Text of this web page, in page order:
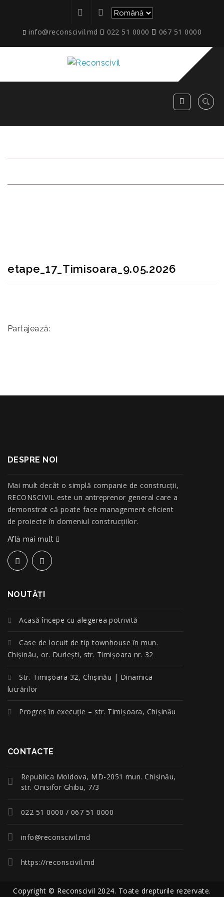
info@reconscivil.md 022 51 0000 067 51 0000
etape_17_Timisoara_9.05.2026
Partajează:
DESPRE NOI
Mai mult decât o simplă companie de construcţii,
RECONSCIVIL este un antreprenor general care a
demonstrat că poate face management eficient
de proiecte în domeniul construcțiilor.
Află mai mult
NOUTĂŢI
Acasă începe cu alegerea potrivită
Case de locuit de tip townhouse în mun.
Chișinău, or. Durlești, str. Timișoara nr. 32
Str. Timișoara 32, Chișinău | Dinamica
lucrărilor
Progres în execuție – str. Timișoara, Chișinău
CONTACTE
Republica Moldova, MD-2051 mun. Chişinău,
str. Onisifor Ghibu, 7/3
022 51 0000 / 067 51 0000
info@reconscivil.md
https://reconscivil.md
Copyright © Reconscivil 2024. Toate drepturile rezervate.